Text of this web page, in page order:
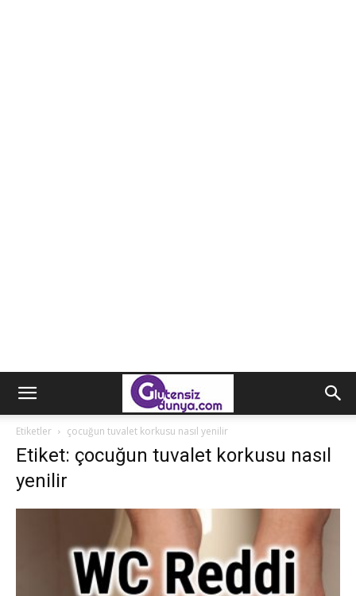
Etiketler çocuğun tuvalet korkusu nasıl yenilir
Etiket: çocuğun tuvalet korkusu nasıl
yenilir